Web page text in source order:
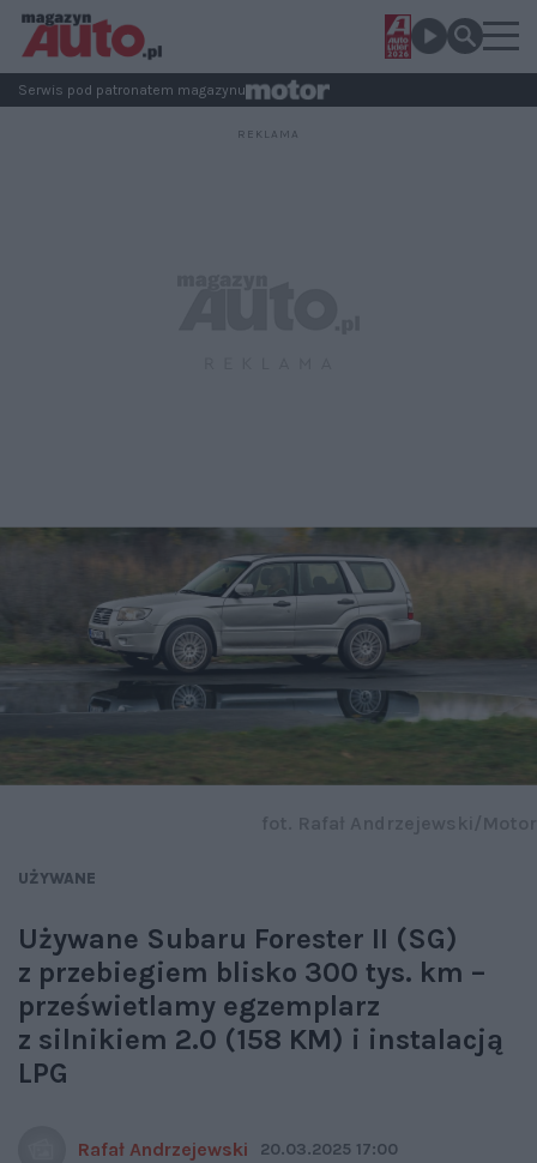
Serwis pod patronatem magazynu
UŻYWANE
Używane Subaru Forester II (SG)
z przebiegiem blisko 300 tys. km –
prześwietlamy egzemplarz
z silnikiem 2.0 (158 KM) i instalacją
LPG
Rafał Andrzejewski 20.03.2025 17:00